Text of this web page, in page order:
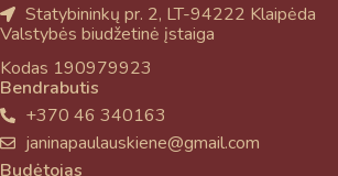
Statybininkų pr. 2, LT-94222 Klaipėda
Valstybės biudžetinė įstaiga
Kodas 190979923
Bendrabutis
+370 46 340163
janinapaulauskiene@gmail.com
Budėtojas